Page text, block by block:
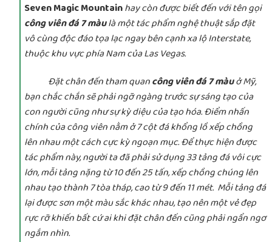
Seven Magic Mountainhay còn được biết đến với tên gọi
công viên đá 7 màulà một tác phẩm nghệ thuật sắp đặt
vô cùng độc đáo tọa lạc ngay bên cạnh xa lộ Interstate,
thuộc khu vực phía Nam của Las Vegas.
Đặt chân đến tham quancông viên đá 7 màuở Mỹ,
bạn chắc chắn sẽ phải ngỡ ngàng trước sự sáng tạo của
con người cũng như sự kỳ diệu của tạo hóa. Điểm nhấn
chính của công viên nằm ở 7 cột đá khổng lồ xếp chồng
lên nhau một cách cực kỳ ngoạn mục. Để thực hiện được
tác phẩm này, người ta đã phải sử dụng 33 tảng đá vôi cực
lớn, mỗi tảng nặng từ 10 đến 25 tấn, xếp chồng chúng lên
nhau tạo thành 7 tòa tháp, cao từ 9 đến 11 mét. Mỗi tảng đá
lại được sơn một màu sắc khác nhau, tạo nên một vẻ đẹp
rực rỡ khiến bất cứ ai khi đặt chân đến cũng phải ngẩn ngơ
ngắm nhìn.